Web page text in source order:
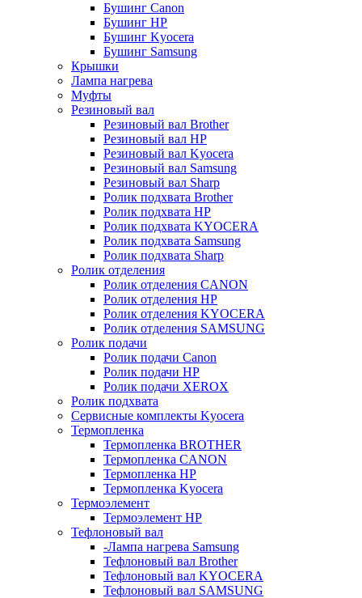
Бушинг Canon
Бушинг HP
Бушинг Kyocera
Бушинг Samsung
Крышки
Лампа нагрева
Муфты
Резиновый вал
Резиновый вал Brother
Резиновый вал HP
Резиновый вал Kyocera
Резиновый вал Samsung
Резиновый вал Sharp
Ролик подхвата Brother
Ролик подхвата HP
Ролик подхвата KYOCERA
Ролик подхвата Samsung
Ролик подхвата Sharp
Ролик отделения
Ролик отделения CANON
Ролик отделения HP
Ролик отделения KYOCERA
Ролик отделения SAMSUNG
Ролик подачи
Ролик подачи Canon
Ролик подачи HP
Ролик подачи XEROX
Ролик подхвата
Сервисные комплекты Kyocera
Термопленка
Термопленка BROTHER
Термопленка CANON
Термопленка HP
Термопленка Kyocera
Термоэлемент
Термоэлемент НР
Тефлоновый вал
-Лампа нагрева Samsung
Тефлоновый вал Brother
Тефлоновый вал KYOCERA
Тефлоновый вал SAMSUNG